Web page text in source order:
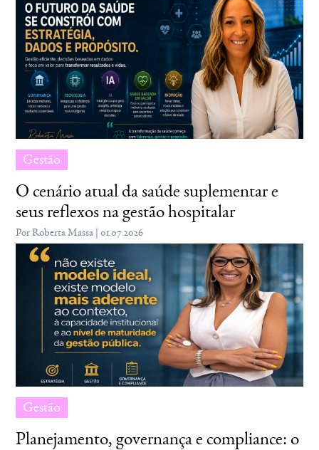
Gestão
O cenário atual da saúde suplementar e
seus reflexos na gestão hospitalar
Por Roberta Massa | 01.07.2026
Gestão
Planejamento, governança e compliance: o